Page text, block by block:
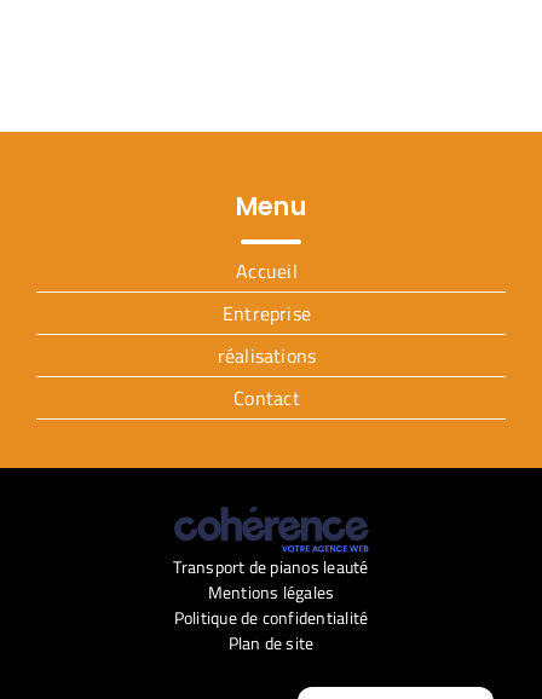
Menu
Accueil
Entreprise
réalisations
Contact
Transport de pianos leauté
Mentions légales
Politique de confidentialité
Plan de site